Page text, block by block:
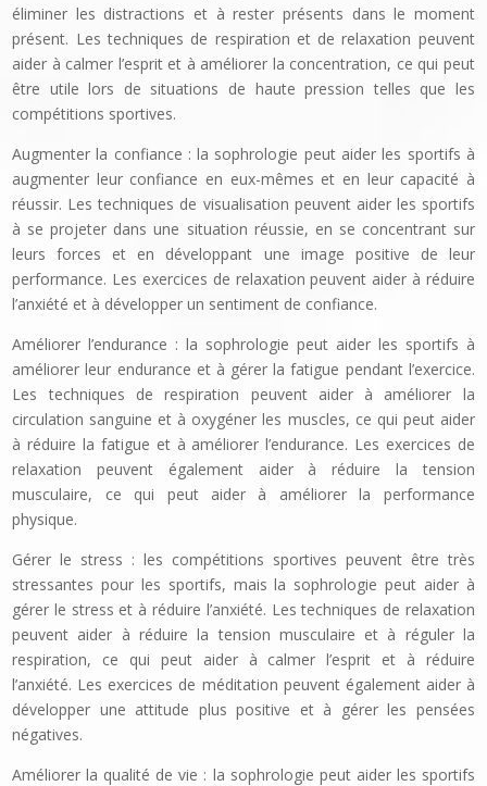
éliminer les distractions et à rester présents dans le moment
présent. Les techniques de respiration et de relaxation peuvent
aider à calmer l’esprit et à améliorer la concentration, ce qui peut
être utile lors de situations de haute pression telles que les
compétitions sportives.
Augmenter la confiance : la sophrologie peut aider les sportifs à
augmenter leur confiance en eux-mêmes et en leur capacité à
réussir. Les techniques de visualisation peuvent aider les sportifs
à se projeter dans une situation réussie, en se concentrant sur
leurs forces et en développant une image positive de leur
performance. Les exercices de relaxation peuvent aider à réduire
l’anxiété et à développer un sentiment de confiance.
Améliorer l’endurance : la sophrologie peut aider les sportifs à
améliorer leur endurance et à gérer la fatigue pendant l’exercice.
Les techniques de respiration peuvent aider à améliorer la
circulation sanguine et à oxygéner les muscles, ce qui peut aider
à réduire la fatigue et à améliorer l’endurance. Les exercices de
relaxation peuvent également aider à réduire la tension
musculaire, ce qui peut aider à améliorer la performance
physique.
Gérer le stress : les compétitions sportives peuvent être très
stressantes pour les sportifs, mais la sophrologie peut aider à
gérer le stress et à réduire l’anxiété. Les techniques de relaxation
peuvent aider à réduire la tension musculaire et à réguler la
respiration, ce qui peut aider à calmer l’esprit et à réduire
l’anxiété. Les exercices de méditation peuvent également aider à
développer une attitude plus positive et à gérer les pensées
négatives.
Améliorer la qualité de vie : la sophrologie peut aider les sportifs